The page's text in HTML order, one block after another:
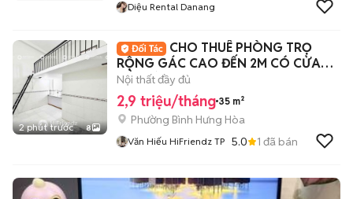
Diệu Rental Danang
2 phút trước 8
CHO THUÊ PHÒNG TRỌ
RỘNG GÁC CAO ĐẾN 2M CÓ CỬA
SỔ TRỜI NGAY AEON MALL
Nội thất đầy đủ
2,9 triệu/tháng 35 m²
Phường Bình Hưng Hòa
Văn Hiếu HiFriendz TP 5.0 1 đã bán